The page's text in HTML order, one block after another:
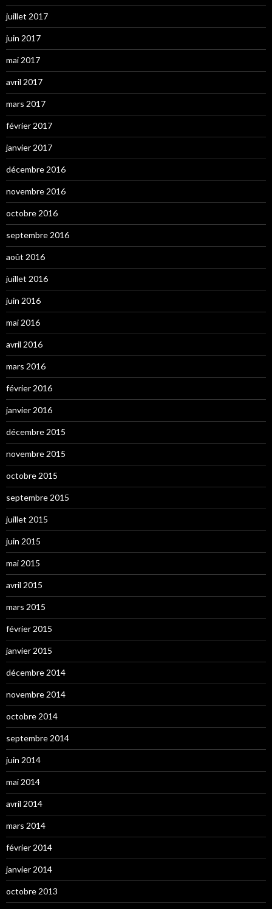
juillet 2017
juin 2017
mai 2017
avril 2017
mars 2017
février 2017
janvier 2017
décembre 2016
novembre 2016
octobre 2016
septembre 2016
août 2016
juillet 2016
juin 2016
mai 2016
avril 2016
mars 2016
février 2016
janvier 2016
décembre 2015
novembre 2015
octobre 2015
septembre 2015
juillet 2015
juin 2015
mai 2015
avril 2015
mars 2015
février 2015
janvier 2015
décembre 2014
novembre 2014
octobre 2014
septembre 2014
juin 2014
mai 2014
avril 2014
mars 2014
février 2014
janvier 2014
octobre 2013